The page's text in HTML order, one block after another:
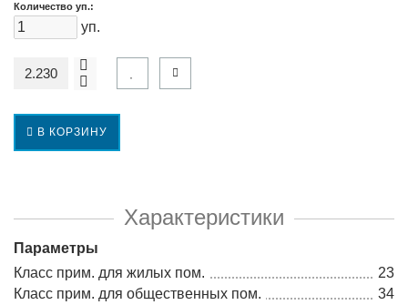
Количество уп.:
уп.
В КОРЗИНУ
Характеристики
Параметры
Класс прим. для жилых пом.
23
Класс прим. для общественных пом.
34